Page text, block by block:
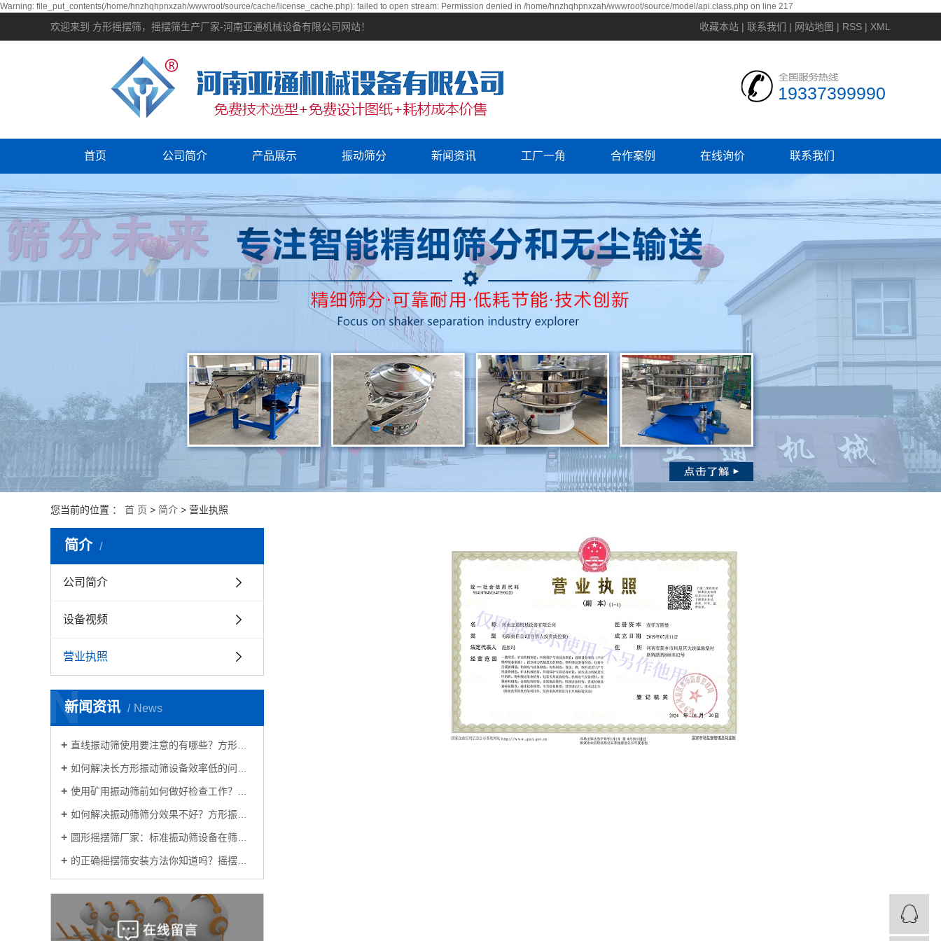
Warning: file_put_contents(/home/hnzhqhpnxzah/wwwroot/source/cache/license_cache.php): failed to open stream: Permission denied in /home/hnzhqhpnxzah/wwwroot/source/model/api.class.php on line 217
欢迎来到 方形摇摆筛，摇摆筛生产厂家-河南亚通机械设备有限公司网站！ 收藏本站 | 联系我们 | 网站地图 | RSS | XML
19337399990
首页 公司简介
资质荣誉
产品展示
输送机械
提升机械
振动电机
振动给料机
振动料斗
振动筛分 新闻资讯
行业资讯
常见问题
工厂一角 合作案例 在线询价 联系我们
您当前的位置 ： 首 页 > 简介 > 营业执照
简介
公司简介
设备视频
营业执照
新闻资讯 News
N
直线振动筛使用要注意的有哪些？方形振动筛生产厂家为你解答
如何解决长方形振动筛设备效率低的问题呢？
使用矿用振动筛前如何做好检查工作？方形振动筛厂家讲一讲
如何解决振动筛筛分效果不好？方形振动筛供应厂家告诉你
圆形摇摆筛厂家：标准振动筛设备在筛分过程中出现混料的原因？
的正确摇摆筛安装方法你知道吗？摇摆筛分机厂家教教你